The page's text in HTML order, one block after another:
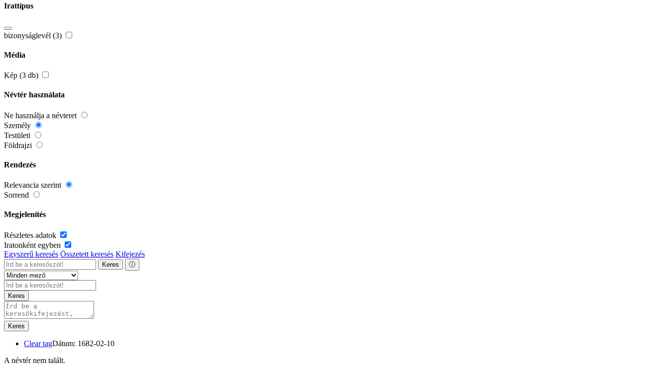
Irattípus
bizonyságlevél (3)
Média
Kép (3 db)
Névtér használata
Ne használja a névteret
Személy
Testületi
Földrajzi
Rendezés
Relevancia szerint
Sorrend
Megjelenítés
Részletes adatok
Iratonként egyben
Egyszerű keresés Összetett keresés Kifejezés
Keres ⓘ
Keres
Keres
Clear tagDátum: 1682-02-10
A névtér nem talált.